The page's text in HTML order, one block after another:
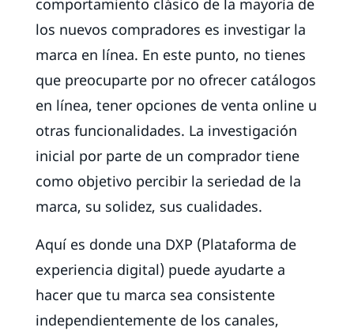
comportamiento clásico de la mayoría de
los nuevos compradores es investigar la
marca en línea. En este punto, no tienes
que preocuparte por no ofrecer catálogos
en línea, tener opciones de venta online u
otras funcionalidades. La investigación
inicial por parte de un comprador tiene
como objetivo percibir la seriedad de la
marca, su solidez, sus cualidades.
Aquí es donde una DXP (Plataforma de
experiencia digital) puede ayudarte a
hacer que tu marca sea consistente
independientemente de los canales,